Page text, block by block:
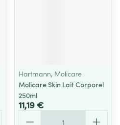
Hartmann, Molicare
Molicare Skin Lait Corporel
250ml
11,19 €